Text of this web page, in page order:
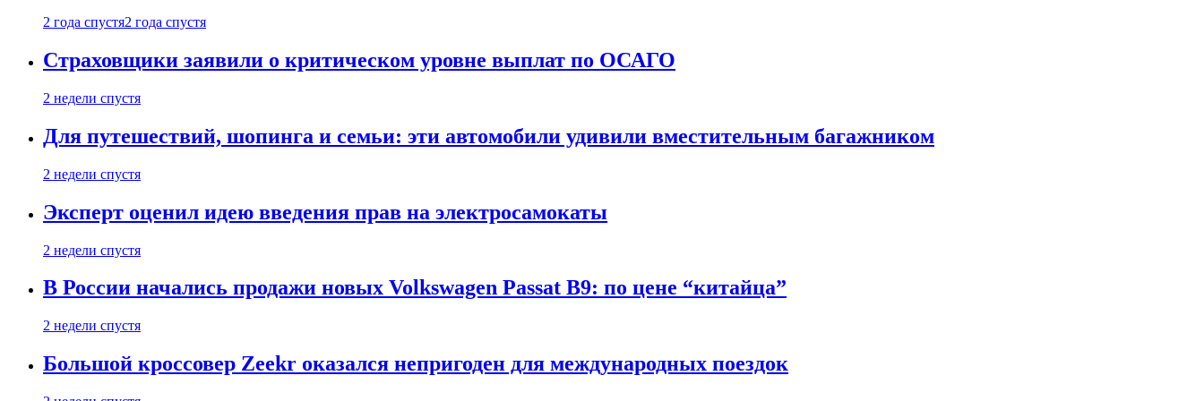
2 года спустя2 года спустя
Страховщики заявили о критическом уровне выплат по ОСАГО
2 недели спустя
Для путешествий, шопинга и семьи: эти автомобили удивили вместительным багажником
2 недели спустя
Эксперт оценил идею введения прав на электросамокаты
2 недели спустя
В России начались продажи новых Volkswagen Passat B9: по цене “китайца”
2 недели спустя
Большой кроссовер Zeekr оказался непригоден для международных поездок